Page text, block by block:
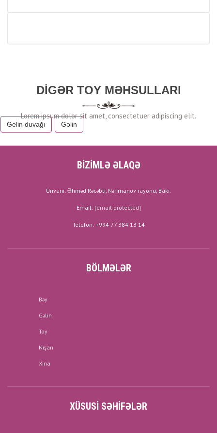
DIGƏR TOY MƏHSULLARI
Gelin duvağı Gəlin
BİZİMLƏ ƏLAQƏ
Ünvanı: Əhməd Rəcəbli, Nərimanov rayonu, Bakı.
Email: [email protected]
Telefon: +994 77 384 13 14
BÖLMƏLƏR
Bəy
Gəlin
Toy
Nişan
Xına
XÜSUSI SƏHIFƏLƏR